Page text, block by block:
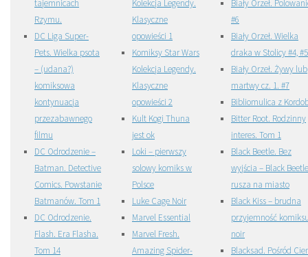
tajemnicach
Rzymu.
DC Liga Super-
Pets. Wielka psota
– (udana?)
komiksowa
kontynuacja
przezabawnego
filmu
DC Odrodzenie –
Batman. Detective
Comics. Powstanie
Batmanów. Tom 1
DC Odrodzenie.
Flash. Era Flasha.
Tom 14
Kolekcja Legendy.
Klasyczne
opowieści 1
Komiksy Star Wars
Kolekcja Legendy.
Klasyczne
opowieści 2
Kult Kogi Thuna
jest ok
Loki – pierwszy
solowy komiks w
Polsce
Luke Cage Noir
Marvel Essential
Marvel Fresh.
Amazing Spider-
Biały Orzeł.
#6
Biały Orzeł. Wielka
draka w Stolicy #4, #5
Biały Orzeł. Żywy lub
martwy cz. 1. #7
Bibliomulica z
Bitter Root. Rodzinny
interes. Tom 1
Black Beetle. Bez
wyjścia – Black Beetle
rusza na miasto
Black Kiss – brudna
przyjemność
noir
Blacksad. Pośród